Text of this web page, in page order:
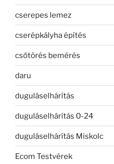
cserepes lemez
cserépkályha építés
csőtörés bemérés
daru
duguláselhárítás
duguláselhárítás 0-24
duguláselhárítás Miskolc
Ecom Testvérek